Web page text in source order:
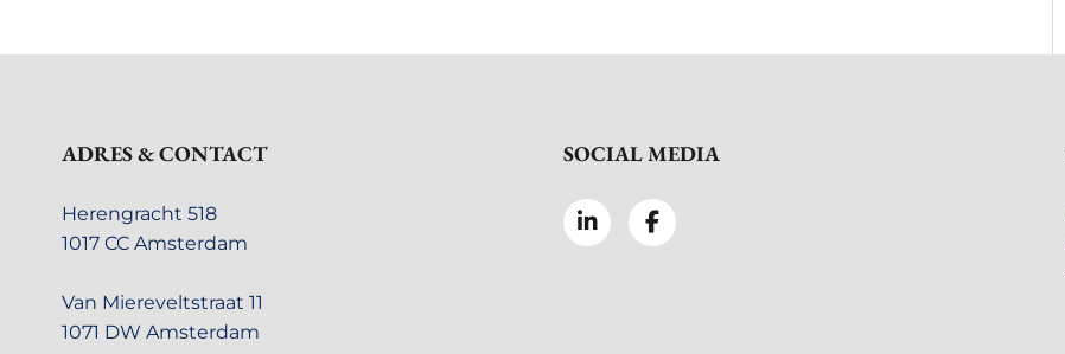
ADRES & CONTACT
Herengracht 518
1017 CC Amsterdam
Van Miereveltstraat 11
1071 DW Amsterdam
SOCIAL MEDIA